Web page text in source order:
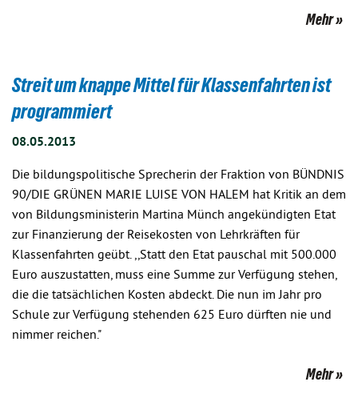
Mehr
Streit um knappe Mittel für Klassenfahrten ist
programmiert
08.05.2013
Die bildungspolitische Sprecherin der Fraktion von BÜNDNIS
90/DIE GRÜNEN MARIE LUISE VON HALEM hat Kritik an dem
von Bildungsministerin Martina Münch angekündigten Etat
zur Finanzierung der Reisekosten von Lehrkräften für
Klassenfahrten geübt. ,,Statt den Etat pauschal mit 500.000
Euro auszustatten, muss eine Summe zur Verfügung stehen,
die die tatsächlichen Kosten abdeckt. Die nun im Jahr pro
Schule zur Verfügung stehenden 625 Euro dürften nie und
nimmer reichen."
Mehr